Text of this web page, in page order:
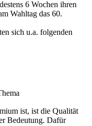
6 Wochen ihren
Wahltag das 60.
sich u.a. folgenden
ist, ist die Qualität
Bedeutung. Dafür